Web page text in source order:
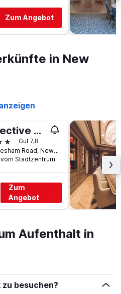
Zum Angebot
in New
Collective Retreats Governors Island
Gut 7,8
825 Gresham Road, New York, NY, USA
vom Stadtzentrum
Zum
Angebot
Aufenthalt in
zu besuchen?